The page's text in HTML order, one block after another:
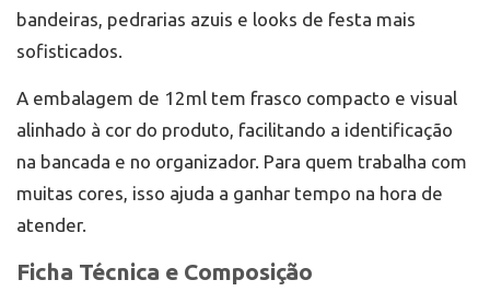
bandeiras, pedrarias azuis e looks de festa mais
sofisticados.
A embalagem de 12ml tem frasco compacto e visual
alinhado à cor do produto, facilitando a identificação
na bancada e no organizador. Para quem trabalha com
muitas cores, isso ajuda a ganhar tempo na hora de
atender.
Ficha Técnica e Composição